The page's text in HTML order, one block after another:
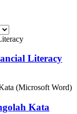
Literacy
Kata